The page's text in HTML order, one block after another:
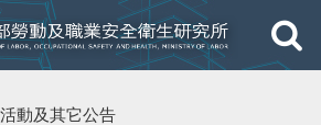
Toggle
活動及其它公告